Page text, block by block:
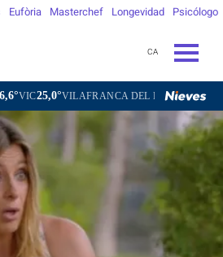
Eufòria Masterchef Longevidad Psicólogo
CA
DEL PENEDÈS 25,8°VILANOVA I